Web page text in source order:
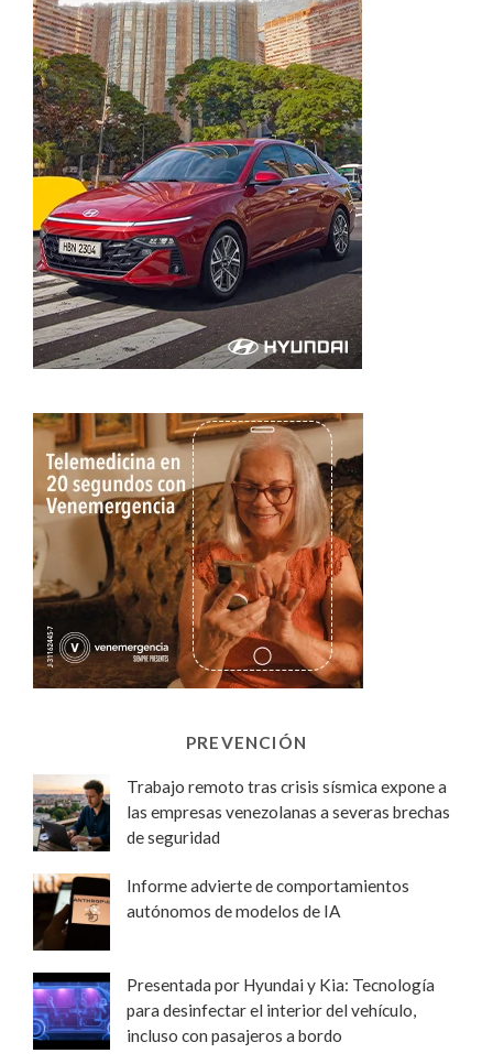
PREVENCIÓN
Trabajo remoto tras crisis sísmica expone a
las empresas venezolanas a severas brechas
de seguridad
Informe advierte de comportamientos
autónomos de modelos de IA
Presentada por Hyundai y Kia: Tecnología
para desinfectar el interior del vehículo,
incluso con pasajeros a bordo